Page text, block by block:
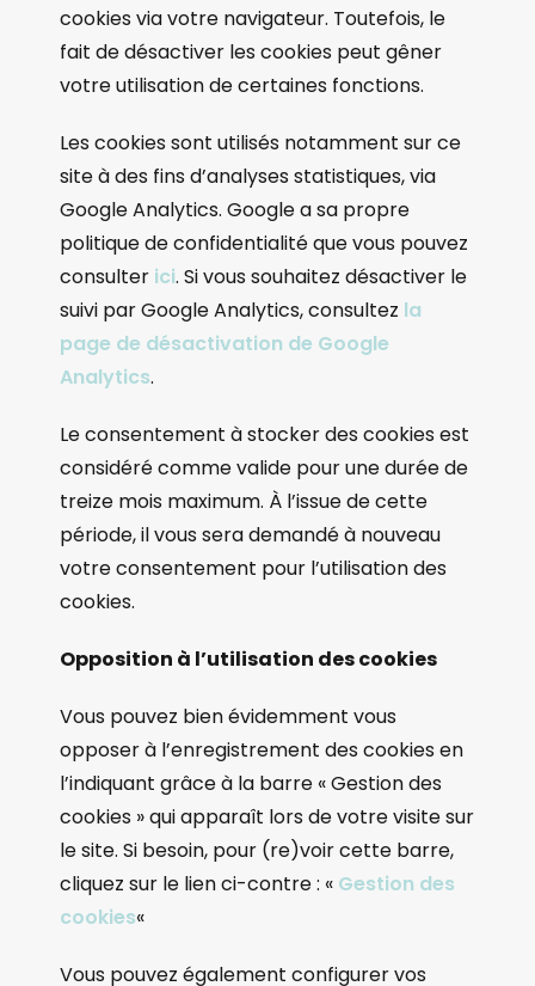
cookies via votre navigateur. Toutefois, le
fait de désactiver les cookies peut gêner
votre utilisation de certaines fonctions.
Les cookies sont utilisés notamment sur ce
site à des fins d’analyses statistiques, via
Google Analytics. Google a sa propre
politique de confidentialité que vous pouvez
consulter ici. Si vous souhaitez désactiver le
suivi par Google Analytics, consultez la
page de désactivation de Google
Analytics.
Le consentement à stocker des cookies est
considéré comme valide pour une durée de
treize mois maximum. À l’issue de cette
période, il vous sera demandé à nouveau
votre consentement pour l’utilisation des
cookies.
Opposition à l’utilisation des cookies
Vous pouvez bien évidemment vous
opposer à l’enregistrement des cookies en
l’indiquant grâce à la barre « Gestion des
cookies » qui apparaît lors de votre visite sur
le site. Si besoin, pour (re)voir cette barre,
cliquez sur le lien ci-contre : « Gestion des
cookies«
Vous pouvez également configurer vos